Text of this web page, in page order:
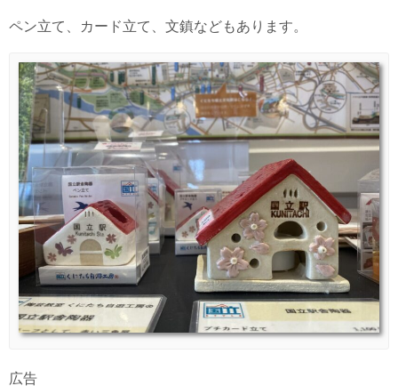
ペン立て、カード立て、文鎮などもあります。
広告